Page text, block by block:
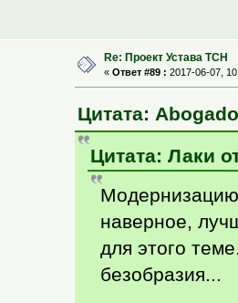
Re: Проект Устава ТСН
« Ответ #89 : 2017-06-07,
Цитата:
Цитата: Лаки
Модернизацию
наверное,
для этого
безобразия...